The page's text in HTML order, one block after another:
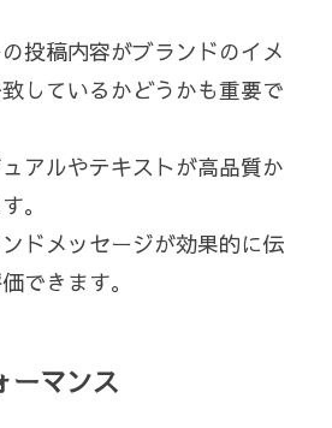
投稿内容がブランドのイメ
しているかどうかも重要で
アルやテキストが高品質か
。
ドメッセージが効果的に伝
できます。
ーマンス